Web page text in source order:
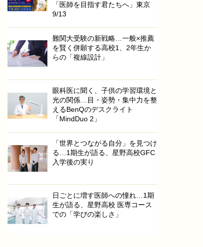
「医師を目指す君たちへ」東京
9/13
難関大受験の新戦略…一般×推薦
を賢く併願する高校1、2年生か
らの「複線設計」
眼科医に聞く、子供の学習環境と
光の関係…目・姿勢・集中力を整
えるBenQのデスクライト
「MindDuo 2」
「世界とつながる自分」を見つけ
る…1期生が語る、星野高校GFC
入学後の実り
日ごとに増す医師への憧れ…1期
生が語る、星野高校 医専コース
での「学びの楽しさ」